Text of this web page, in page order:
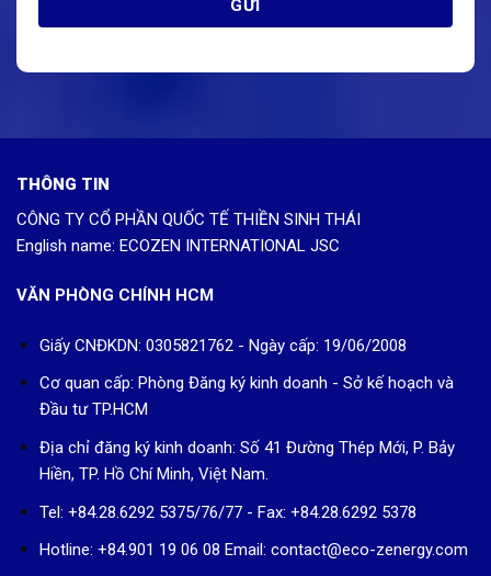
THÔNG TIN
CÔNG TY CỔ PHẦN QUỐC TẾ THIỀN SINH THÁI
English name: ECOZEN INTERNATIONAL JSC
VĂN PHÒNG CHÍNH HCM
Giấy CNĐKDN: 0305821762 - Ngày cấp: 19/06/2008
Cơ quan cấp: Phòng Đăng ký kinh doanh - Sở kế hoạch và
Đầu tư TP.HCM
Địa chỉ đăng ký kinh doanh: Số 41 Đường Thép Mới, P. Bảy
Hiền, TP. Hồ Chí Minh, Việt Nam.
Tel: +84.28.6292 5375/76/77 - Fax: +84.28.6292 5378
Hotline: +84.901 19 06 08 Email: contact@eco-zenergy.com